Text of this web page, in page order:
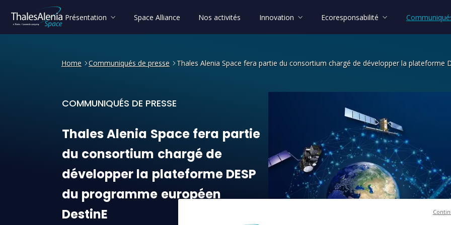
Présentation Space Alliance Nos activités Innovation Ecoresponsabilité
Home Communiqués de presse Thales Alenia Space fera partie du consortium chargé de développer la plateforme
COMMUNIQUÉS DE PRESSE
Thales Alenia Space fera partie du consortium chargé de
ThalesAlenia Space fera partie
du consortium chargé de
développer la plateforme DESP
du programme européen
DestinE